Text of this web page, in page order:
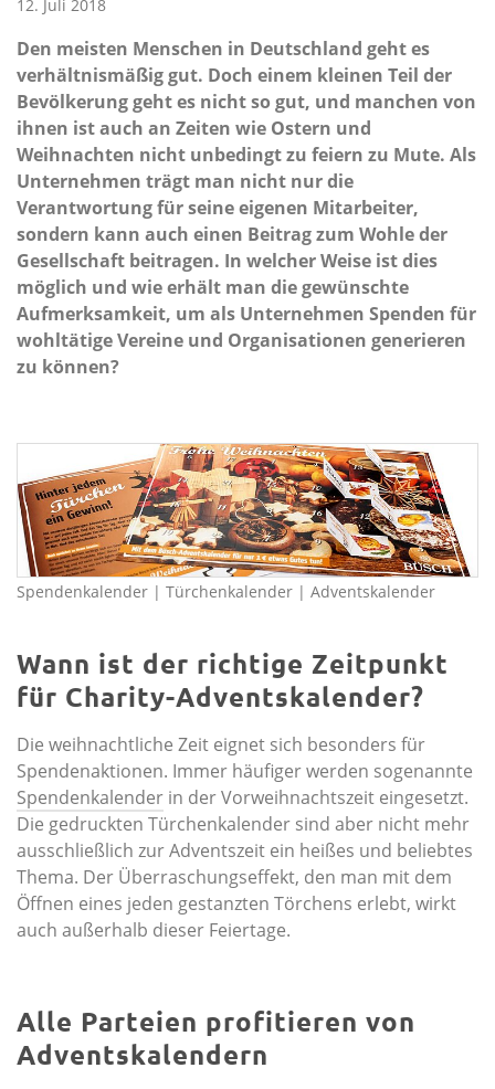
12. Juli 2018
Den meisten Menschen in Deutschland geht es
verhältnismäßig gut. Doch einem kleinen Teil der
Bevölkerung geht es nicht so gut, und manchen von
ihnen ist auch an Zeiten wie Ostern und
Weihnachten nicht unbedingt zu feiern zu Mute. Als
Unternehmen trägt man nicht nur die
Verantwortung für seine eigenen Mitarbeiter,
sondern kann auch einen Beitrag zum Wohle der
Gesellschaft beitragen. In welcher Weise ist dies
möglich und wie erhält man die gewünschte
Aufmerksamkeit, um als Unternehmen Spenden für
wohltätige Vereine und Organisationen generieren
zu können?
Spendenkalender | Türchenkalender | Adventskalender
Wann ist der richtige Zeitpunkt
für Charity-Adventskalender?
Die weihnachtliche Zeit eignet sich besonders für
Spendenaktionen. Immer häufiger werden sogenannte
Spendenkalender in der Vorweihnachtszeit eingesetzt.
Die gedruckten Türchenkalender sind aber nicht mehr
ausschließlich zur Adventszeit ein heißes und beliebtes
Thema. Der Überraschungseffekt, den man mit dem
Öffnen eines jeden gestanzten Törchens erlebt, wirkt
auch außerhalb dieser Feiertage.
Alle Parteien profitieren von
Adventskalendern